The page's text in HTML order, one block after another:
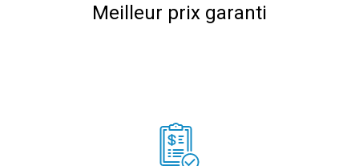
Meilleur prix garanti